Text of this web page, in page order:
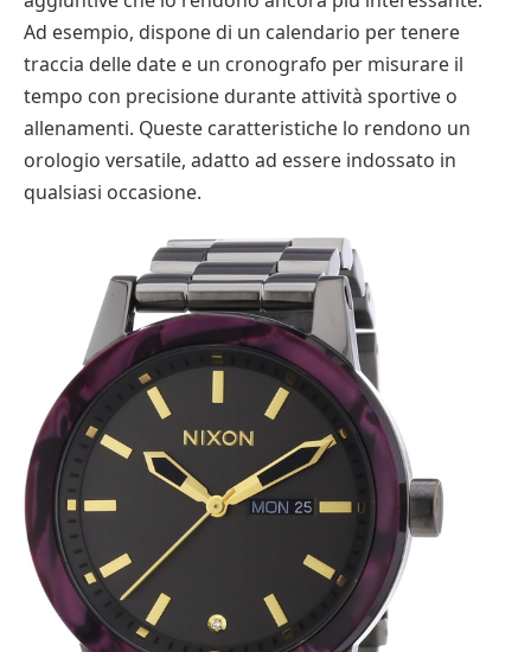
Ad esempio, dispone di un calendario per tenere
traccia delle date e un cronografo per misurare il
tempo con precisione durante attività sportive o
allenamenti. Queste caratteristiche lo rendono un
orologio versatile, adatto ad essere indossato in
qualsiasi occasione.